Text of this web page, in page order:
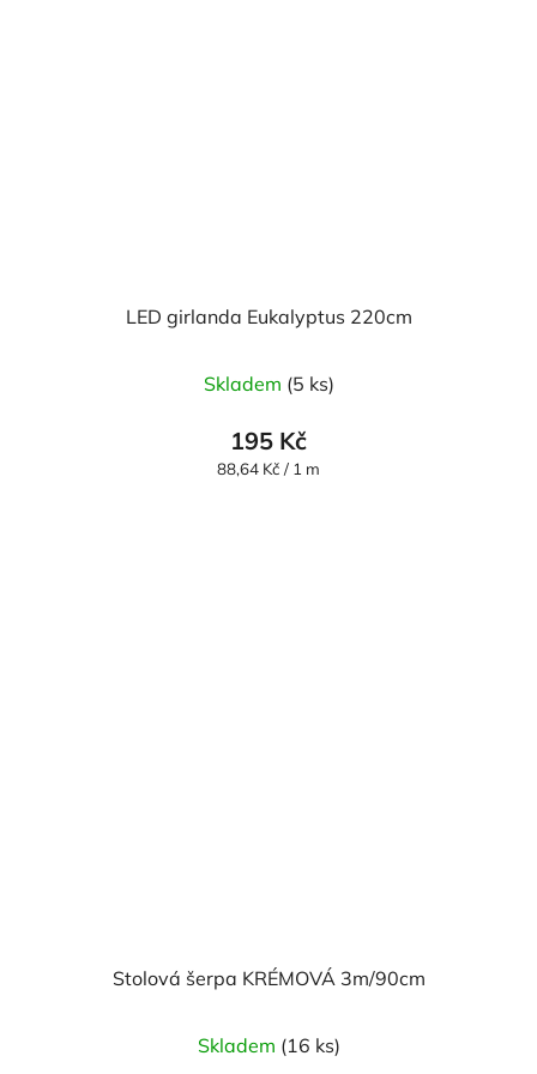
LED girlanda Eukalyptus 220cm
Skladem (5 ks)
195 Kč
Měrná
88,64 Kč / 1 m
Stolová šerpa KRÉMOVÁ 3m/90cm
Skladem (16 ks)